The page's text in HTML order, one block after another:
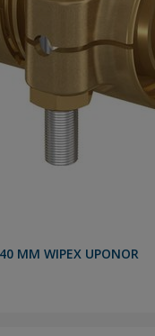
MM WIPEX UPONOR